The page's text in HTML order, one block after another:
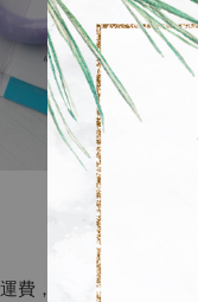
費，寄回珠寶後打證。